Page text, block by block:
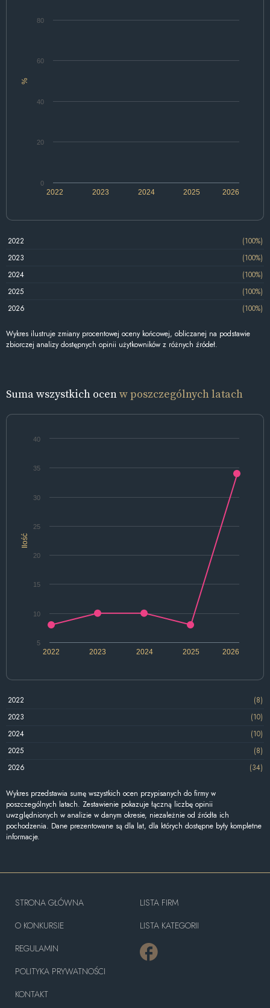
%
2022 2024 2026
2023 2025
0
20
40
60
80
2022
(100%)
2023
(100%)
2024
(100%)
2025
(100%)
2026
(100%)
Wykres ilustruje zmiany procentowej oceny końcowej, obliczanej na podstawie
zbiorczej analizy dostępnych opinii użytkowników z różnych źródeł.
Suma wszystkich ocenw poszczególnych latach
Ilość
2022 2024 2026
2023 2025
5
10
15
20
25
30
35
40
2022
(8)
2023
(10)
2024
(10)
2025
(8)
2026
(34)
Wykres przedstawia sumę wszystkich ocen przypisanych do firmy w
poszczególnych latach. Zestawienie pokazuje łączną liczbę opinii
uwzględnionych w analizie w danym okresie, niezależnie od źródła ich
pochodzenia. Dane prezentowane są dla lat, dla których dostępne były kompletne
informacje.
STRONA GŁÓWNA
O KONKURSIE
REGULAMIN
POLITYKA PRYWATNOŚCI
KONTAKT
LISTA FIRM
LISTA KATEGORII